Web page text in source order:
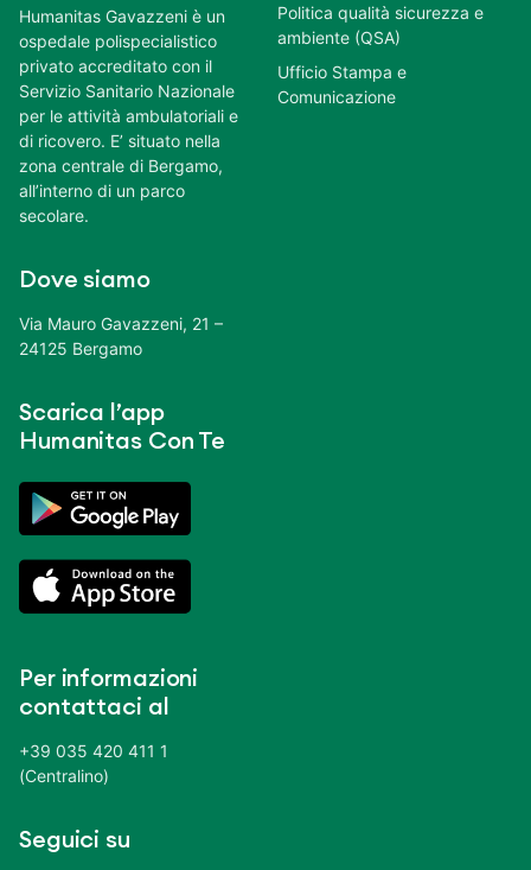
Humanitas Gavazzeni è un
ospedale polispecialistico
privato accreditato con il
Servizio Sanitario Nazionale
per le attività ambulatoriali e
di ricovero. E’ situato nella
zona centrale di Bergamo,
all’interno di un parco
secolare.
Dove siamo
Via Mauro Gavazzeni, 21 –
24125 Bergamo
Scarica l’app
Humanitas Con Te
Per informazioni
contattaci al
+39 035 420 411 1
(Centralino)
Seguici su
Politica qualità sicurezza e
ambiente (QSA)
Ufficio Stampa e
Comunicazione